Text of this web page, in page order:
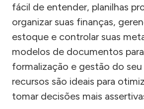
fácil de entender, planilhas
organizar suas finanças,
estoque e controlar suas
modelos de documentos
formalização e gestão do
recursos são ideais para
tomar decisões mais